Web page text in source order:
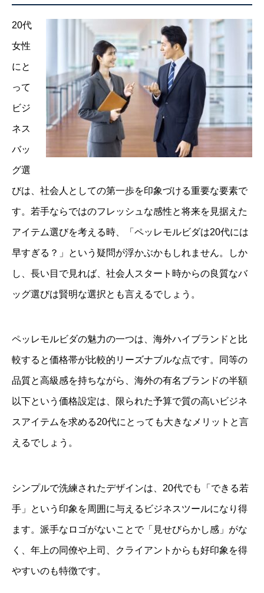
20代
女性
にと
って
ビジ
ネス
バッ
グ選
びは、社会人としての第一歩を印象づける重要な要素で
す。若手ならではのフレッシュな感性と将来を見据えた
アイテム選びを考える時、「ペッレモルビダは20代には
早すぎる？」という疑問が浮かぶかもしれません。しか
し、長い目で見れば、社会人スタート時からの良質なバ
ッグ選びは賢明な選択とも言えるでしょう。
ペッレモルビダの魅力の一つは、海外ハイブランドと比
較すると価格帯が比較的リーズナブルな点です。同等の
品質と高級感を持ちながら、海外の有名ブランドの半額
以下という価格設定は、限られた予算で質の高いビジネ
スアイテムを求める20代にとっても大きなメリットと言
えるでしょう。
シンプルで洗練されたデザインは、20代でも「できる若
手」という印象を周囲に与えるビジネスツールになり得
ます。派手なロゴがないことで「見せびらかし感」がな
く、年上の同僚や上司、クライアントからも好印象を得
やすいのも特徴です。